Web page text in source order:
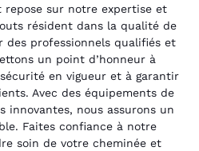
repose sur notre expertise et
résident dans la qualité de
des professionnels qualifiés et
un point d’honneur à
en vigueur et à garantir
Avec des équipements de
innovantes, nous assurons un
Faites confiance à notre
soin de votre cheminée et